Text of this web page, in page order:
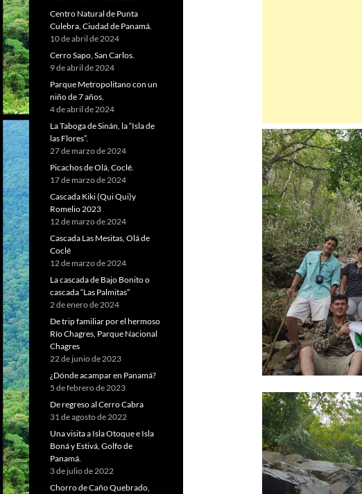
Centro Natural de Punta
Culebra, Ciudad de Panamá.
10 de abril de 2024
Cerro Sapo, San Carlos.
9 de abril de 2024
Parque Metropolitano con un
niño de 7 años.
4 de abril de 2024
La Taboga de Sinán, la “Isla de
las Flores”.
27 de marzo de 2024
Picachos de Olá, Coclé.
17 de marzo de 2024
Cascada Kiki (Qui Qui)y
Romelio 2023
12 de marzo de 2024
Cascada Las Mesitas, Olá de
Coclé
12 de marzo de 2024
La cascada de Bajo Bonito o
cascada “Las Palmitas”
2 de enero de 2024
De trip familiar por el hermoso
Río Chagres, Parque Nacional
Chagres
22 de junio de 2023
¿Dónde acampar en Panamá?
5 de febrero de 2023
De regreso al Cerro Cabra
31 de agosto de 2022
Una visita a Isla Otoque e Isla
Boná y Estivá, Golfo de
Panamá.
3 de julio de 2022
Chorro de Caño Quebrado,